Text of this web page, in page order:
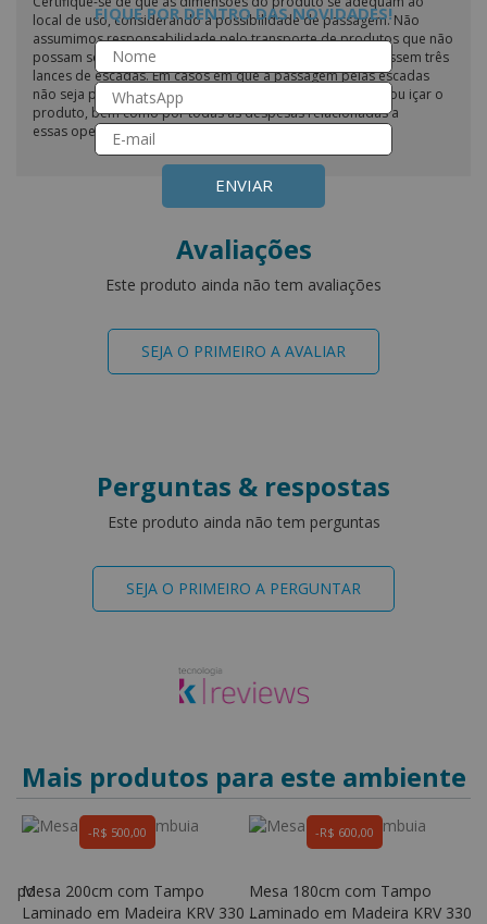
local de uso, considerando a possibilidade de passagem. Não
assumimos responsabilidade pelo transporte de produtos que não
possam ser transportados em elevadores ou que ultrapassem três
lances de escadas. Em casos em que a passagem pelas escadas
não seja possível, o cliente é responsável por desmontar ou içar o
produto, bem como por todas as despesas relacionadas a
essas operações.
Avaliações
Este produto ainda não tem avaliações
SEJA O PRIMEIRO A AVALIAR
Perguntas & respostas
Este produto ainda não tem perguntas
SEJA O PRIMEIRO A PERGUNTAR
Mais produtos para este ambiente
R$ 500,00 R$ 600,00
Mesa 200cm com Tampo
Laminado em Madeira KRV 330 -
Mesa 180cm com Tampo
Laminado em Madeira KRV 330 -
FIQUE POR DENTRO DAS NOVIDADES!
ENVIAR